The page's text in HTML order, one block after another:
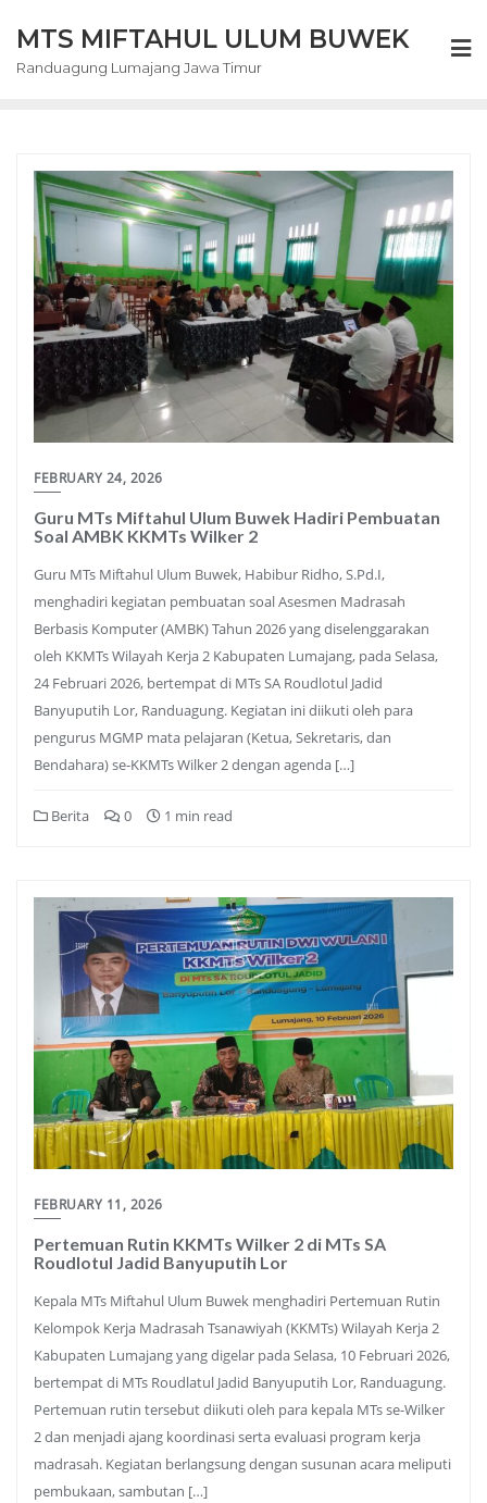
content
MTS MIFTAHUL ULUM BUWEK
Randuagung Lumajang Jawa Timur
FEBRUARY 24, 2026
Guru MTs Miftahul Ulum Buwek Hadiri Pembuatan
Soal AMBK KKMTs Wilker 2
Guru MTs Miftahul Ulum Buwek, Habibur Ridho, S.Pd.I,
menghadiri kegiatan pembuatan soal Asesmen Madrasah
Berbasis Komputer (AMBK) Tahun 2026 yang diselenggarakan
oleh KKMTs Wilayah Kerja 2 Kabupaten Lumajang, pada Selasa,
24 Februari 2026, bertempat di MTs SA Roudlotul Jadid
Banyuputih Lor, Randuagung. Kegiatan ini diikuti oleh para
pengurus MGMP mata pelajaran (Ketua, Sekretaris, dan
Bendahara) se-KKMTs Wilker 2 dengan agenda […]
Berita 0 1 min read
FEBRUARY 11, 2026
Pertemuan Rutin KKMTs Wilker 2 di MTs SA
Roudlotul Jadid Banyuputih Lor
Kepala MTs Miftahul Ulum Buwek menghadiri Pertemuan Rutin
Kelompok Kerja Madrasah Tsanawiyah (KKMTs) Wilayah Kerja 2
Kabupaten Lumajang yang digelar pada Selasa, 10 Februari 2026,
bertempat di MTs Roudlatul Jadid Banyuputih Lor, Randuagung.
Pertemuan rutin tersebut diikuti oleh para kepala MTs se-Wilker
2 dan menjadi ajang koordinasi serta evaluasi program kerja
madrasah. Kegiatan berlangsung dengan susunan acara meliputi
pembukaan, sambutan […]